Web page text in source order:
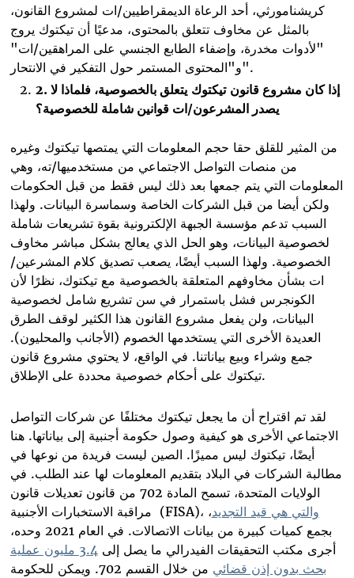
كريشنامورثي، أحد الرعاة الديمقراطيين/ات لمشروع القانون،
بالمثل عن مخاوف تتعلق بالمحتوى، مدعيًا أن تيكتوك يروج
"لأدوات مخدرة، وإضفاء الطابع الجنسي على المراهقين/ات"
و"المحتوى المستمر حول التفكير في الانتحار".
2. إذا كان مشروع قانون تيكتوك يتعلق بالخصوصية، فلماذا لا
يصدر المشرعون/ات قوانين شاملة للخصوصية؟
من المثير للقلق حقا حجم المعلومات التي يمتصها تيكتوك وغيره
من منصات التواصل الاجتماعي من مستخدميها/ته، وهي
المعلومات التي يتم جمعها بعد ذلك ليس فقط من قبل الحكومات
ولكن أيضا من قبل الشركات الخاصة وسماسرة البيانات. ولهذا
السبب تدعم مؤسسة الجبهة الإلكترونية بقوة تشريعات شاملة
لخصوصية البيانات، وهو الحل الذي يعالج بشكل مباشر مخاوف
الخصوصية. ولهذا السبب أيضًا، يصعب تصديق كلام المشرعين/
ات بشأن مخاوفهم المتعلقة بالخصوصية مع تيكتوك، نظرًا لأن
الكونجرس فشل باستمرار في سن تشريع شامل لخصوصية
البيانات، ولن يفعل مشروع القانون هذا الكثير لوقف الطرق
العديدة الأخرى التي يستخدمها الخصوم (الأجانب والمحليون).
جمع وشراء وبيع بياناتنا. في الواقع، لا يحتوي مشروع قانون
تيكتوك على أحكام خصوصية محددة على الإطلاق.
لقد تم اقتراح أن ما يجعل تيكتوك مختلفًا عن شركات التواصل
الاجتماعي الأخرى هو كيفية وصول حكومة أجنبية إلى بياناتها. هنا
أيضًا، تيكتوك ليس مميزًا. الصين ليست فريدة من نوعها في
مطالبة الشركات في البلاد بتقديم المعلومات لها عند الطلب. في
الولايات المتحدة، تسمح المادة 702 من قانون تعديلات قانون
(FISA)، والتي هي قيد التجديد،
بجمع كميات كبيرة من بيانات الاتصالات. في العام 2021 وحده،
أجرى مكتب التحقيقات الفيدرالي ما يصل إلى
3.4 مليون عملية
بحث بدون إذن قضائي
من خلال القسم 702. ويمكن للحكومة